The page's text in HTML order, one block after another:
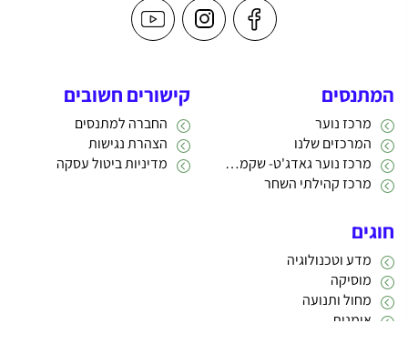
המתנסים
מרכז נוער
המרכזים שלנו
מרכז נוער גאדג'ט- שקמה 22
מרכז קהילתי השחר
קישורים חשובים
החברה למתנסים
הצהרת נגישות
מדיניות ביטול עסקה
חוגים
מדע וטכנולוגיה
מוסיקה
מחול ותנועה
אומנות